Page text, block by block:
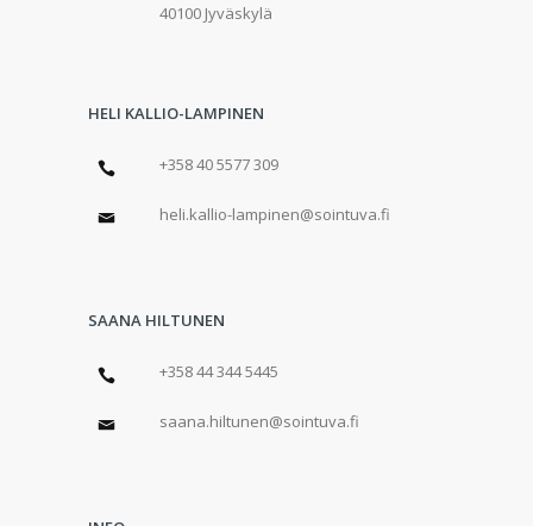
40100 Jyväskylä
HELI KALLIO-LAMPINEN
+358 40 5577 309
heli.kallio-lampinen@sointuva.fi
SAANA HILTUNEN
+358 44 344 5445
saana.hiltunen@sointuva.fi